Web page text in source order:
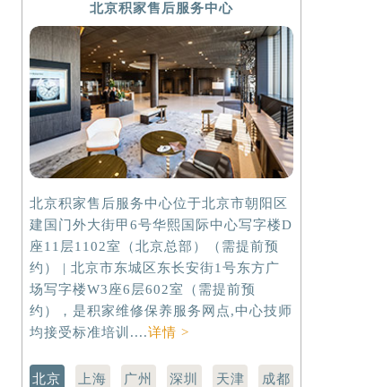
北京积家售后服务中心
北京积家售后服务中心位于北京市朝阳区
建国门外大街甲6号华熙国际中心写字楼D
座11层1102室（北京总部）（需提前预
约） | 北京市东城区东长安街1号东方广
场写字楼W3座6层602室（需提前预
约），是积家维修保养服务网点,中心技师
均接受标准培训....详情 >
北京 上海 广州 深圳 天津 成都